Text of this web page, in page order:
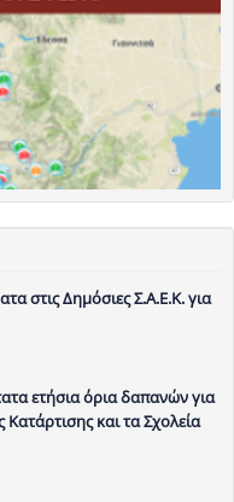
στις Δημόσιες Σ.Α.Ε.Κ. για
ετήσια όρια δαπανών για
και τα Σχολεία